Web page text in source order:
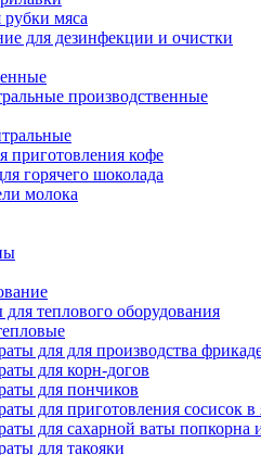
мяса
для дезинфекции и очистки
производственные
приготовления кофе
горячего шоколада
молока
для теплового оборудования
для для производства
для корн-догов
для пончиков
для приготовления сосисок в
для сахарной ваты попкорна
для такояки